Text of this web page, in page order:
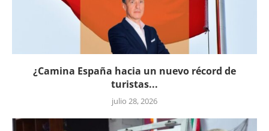
¿Camina España hacia un nuevo récord de
turistas...
julio 28, 2026